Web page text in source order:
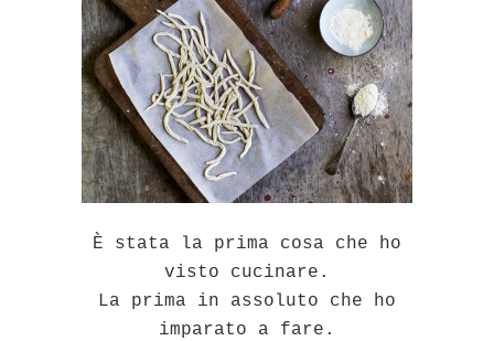
È stata la prima cosa che ho
visto cucinare.
La prima in assoluto che ho
imparato a fare.